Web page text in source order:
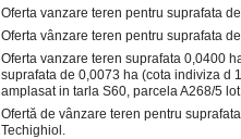
Oferta vanzare teren pentru suprafata
Oferta vânzare teren pentru suprafata
Oferta vanzare teren suprafata 0,0400
suprafata de 0,0073 ha (cota indiviza d
amplasat in tarla S60, parcela A268/5
Ofertă de vânzare teren pentru
Techighiol.